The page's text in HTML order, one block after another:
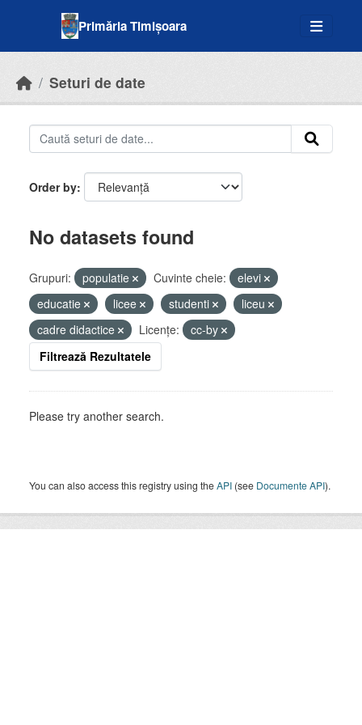
Primăria Timișoara
Seturi de date
Order by
No datasets found
Grupuri: populatie Cuvinte cheie:
elevi
educatie
licee studenti
liceu
cadre didactice
Licenţe:
cc-by
Filtrează Rezultatele
Please try another search.
You can also access this registry using theAPI (see Documente API).